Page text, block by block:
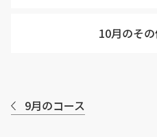
10月のそ
9月のコース